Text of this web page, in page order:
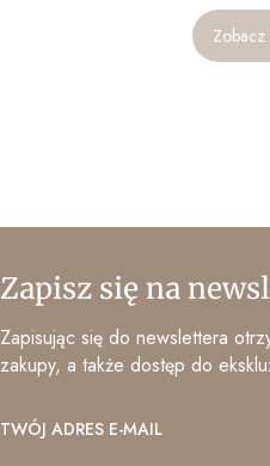
Zapisz się na
Zapisując się do newslettera
zakupy, a także dostęp do
TWÓJ ADRES E-MAIL